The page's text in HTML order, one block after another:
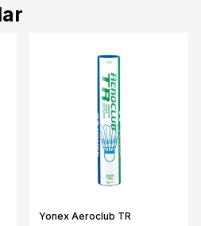
Yonex Aeroclub TR